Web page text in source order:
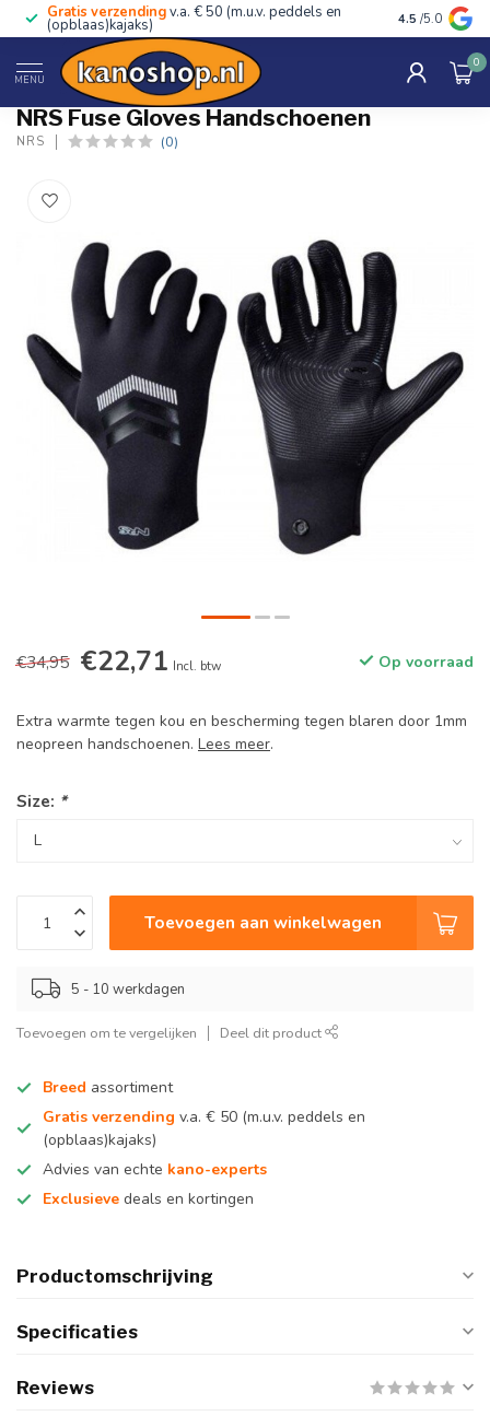
Gratis verzendingv.a. € 50 (m.u.v. peddels en
(opblaas)kajaks) Advies van
4.5 /5.0
MENU
0
Home / Fuse Gloves Handschoenen
NRS Fuse Gloves Handschoenen
NRS (0)
€34,95 €22,71 Incl. btw Op voorraad
Extra warmte tegen kou en bescherming tegen blaren door 1mm
neopreen handschoenen. Lees meer.
Size: *
Toevoegen aan winkelwagen
5 - 10 werkdagen
Toevoegen om te vergelijken Deel dit product
Breed assortiment
Gratis verzending v.a. € 50 (m.u.v. peddels en
(opblaas)kajaks)
Advies van echte kano-experts
Exclusieve deals en kortingen
Productomschrijving
Specificaties
Reviews